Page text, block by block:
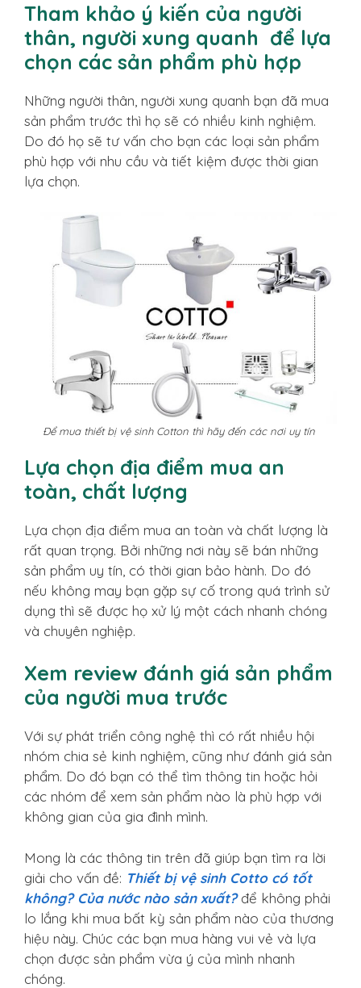
Tham khảo ý kiến của người
thân, người xung quanh để lựa
chọn các sản phẩm phù hợp
Những người thân, người xung quanh bạn đã mua
sản phẩm trước thì họ sẽ có nhiều kinh nghiệm.
Do đó họ sẽ tư vấn cho bạn các loại sản phẩm
phù hợp với nhu cầu và tiết kiệm được thời gian
lựa chọn.
Để mua thiết bị vệ sinh Cotton thì hãy đến các nơi uy tín
Lựa chọn địa điểm mua an
toàn, chất lượng
Lựa chọn địa điểm mua an toàn và chất lượng là
rất quan trọng. Bởi những nơi này sẽ bán những
sản phẩm uy tín, có thời gian bảo hành. Do đó
nếu không may bạn gặp sự cố trong quá trình sử
dụng thì sẽ được họ xử lý một cách nhanh chóng
và chuyên nghiệp.
Xem review đánh giá sản phẩm
của người mua trước
Với sự phát triển công nghệ thì có rất nhiều hội
nhóm chia sẻ kinh nghiệm, cũng như đánh giá sản
phẩm. Do đó bạn có thể tìm thông tin hoặc hỏi
các nhóm để xem sản phẩm nào là phù hợp với
không gian của gia đình mình.
Mong là các thông tin trên đã giúp bạn tìm ra lời
giải cho vấn đề: Thiết bị vệ sinh Cotto có tốt
không? Của nước nào sản xuất?để không phải
lo lắng khi mua bất kỳ sản phẩm nào của thương
hiệu này. Chúc các bạn mua hàng vui vẻ và lựa
chọn được sản phẩm vừa ý của mình nhanh
chóng.